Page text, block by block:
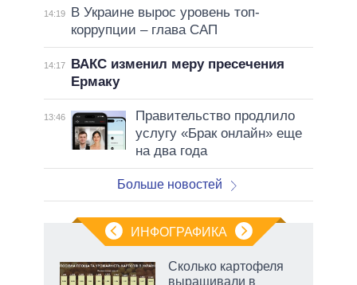
14:19
В Украине вырос уровень топ-
коррупции – глава САП
14:17
ВАКС изменил меру пресечения
Ермаку
13:46
Правительство продлило
услугу «Брак онлайн» еще
на два года
Больше новостей
ИНФОГРАФИКА
Сколько картофеля
выращивали в